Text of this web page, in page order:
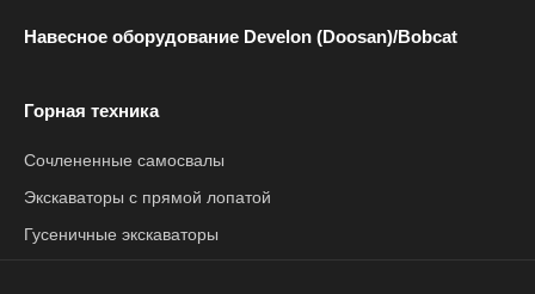
Навесное оборудование Develon (Doosan)/Bobcat
Горная техника
Сочлененные самосвалы
Экскаваторы с прямой лопатой
Гусеничные экскаваторы